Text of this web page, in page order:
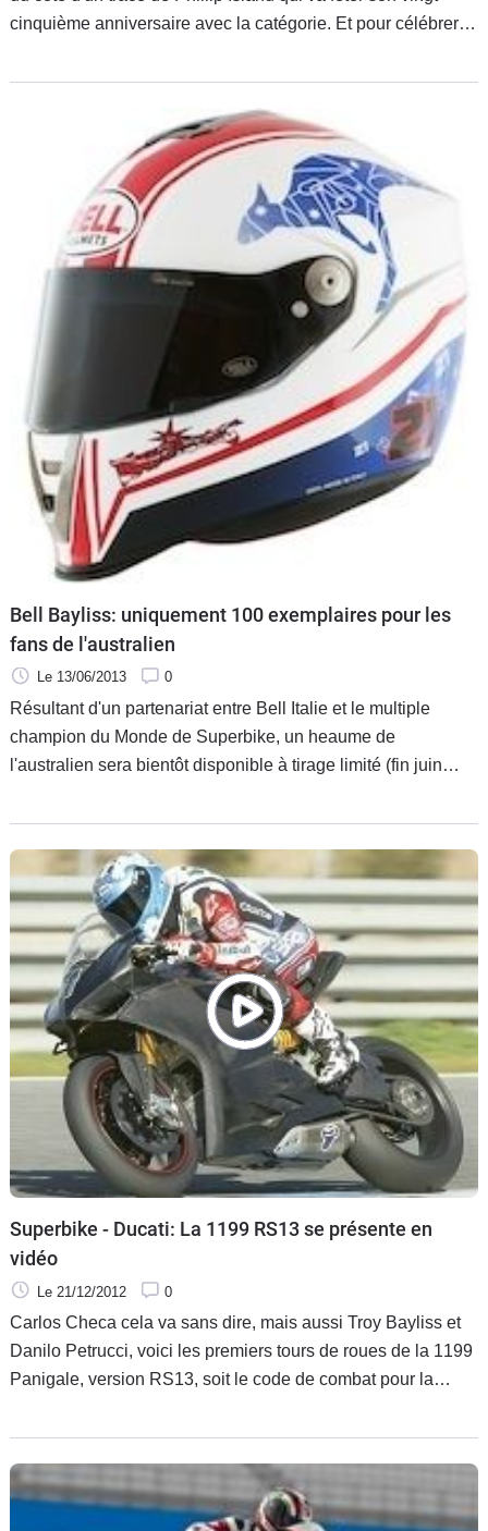
cinquième anniversaire avec la catégorie. Et pour célébrer
Troy Bayliss qui va revenir aux affaires avec une Ducati.
Bell Bayliss: uniquement 100 exemplaires pour les
fans de l'australien
Le 13/06/2013 0
Résultant d'un partenariat entre Bell Italie et le multiple
champion du Monde de Superbike, un heaume de
l'australien sera bientôt disponible à tirage limité (fin juin
différentes apparitions sur deux-roues le M6 reprend la
technicité des modèles standards (ici testés dans nos
colonnes).
Superbike - Ducati: La 1199 RS13 se présente en
vidéo
Le 21/12/2012 0
Carlos Checa cela va sans dire, mais aussi Troy Bayliss et
Danilo Petrucci, voici les premiers tours de roues de la 1199
Panigale, version RS13, soit le code de combat pour la
un événement qui va tenir au chaud pour l'hiver les
« ducatistes » de tout poil, Ayrton Badovini n'était pas encore
entré dans la famille.